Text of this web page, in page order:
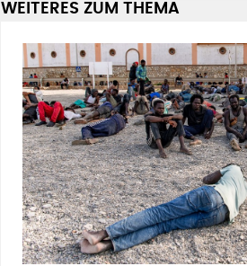
WEITERES ZUM THEMA